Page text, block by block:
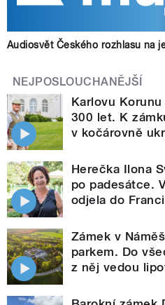
Audiosvět Českého rozhlasu na
NEJPOSLOUCHANĚJŠÍ
Karlovu
300 let. K
v kočárovně
Herečka Ilona
po padesátce.
odjela do
Zámek v
parkem. Do
z něj vedou